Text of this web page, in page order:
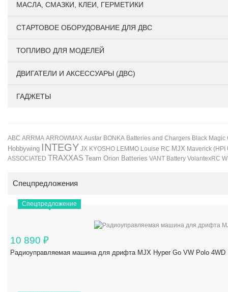
МАСЛА, СМАЗКИ, КЛЕИ, ГЕРМЕТИКИ
СТАРТОВОЕ ОБОРУДОВАНИЕ ДЛЯ ДВС
ТОПЛИВО ДЛЯ МОДЕЛЕЙ
ДВИГАТЕЛИ И АКСЕССУАРЫ (ДВС)
ГАДЖЕТЫ
ABC ARRMA ARROWMAX Austar BONKA Batteries and Chargers Black Magic
Hobbywing INTEGY JX KYOSHO LEMMO Louise RC MJX Maverick (HPI
ASSOCIATED TRAXXAS Team Orion Batteries VANT Battery VolantexRC
Спецпредложения
Спецпредложение
10 890 ₽
Радиоуправляемая машина для дрифта MJX Hyper Go VW Polo